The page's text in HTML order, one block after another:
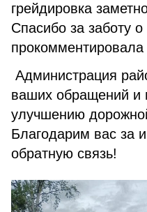
грейдировка
Спасибо за заботу
Администрация
ваших обращений и
улучшению
Благодарим вас за
обратную связь!